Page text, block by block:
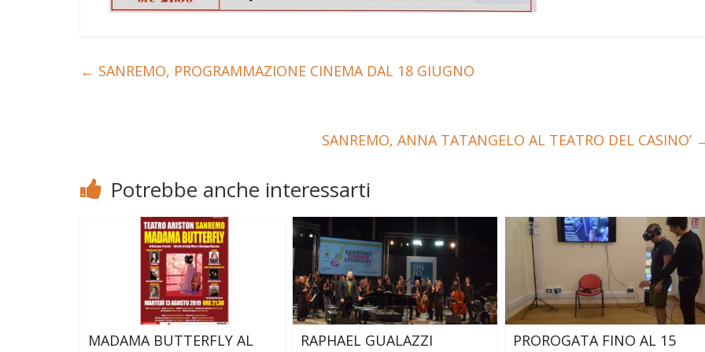
← SANREMO, PROGRAMMAZIONE CINEMA DAL 18 GIUGNO
SANREMO, ANNA TATANGELO AL TEATRO DEL CASINO’
Potrebbe anche interessarti
MADAMA BUTTERFLY AL
RAPHAEL GUALAZZI
PROROGATA FINO AL 15